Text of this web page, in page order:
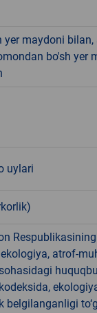
maydoni
bo'sh yer
uylari
ekologiya, atrof-